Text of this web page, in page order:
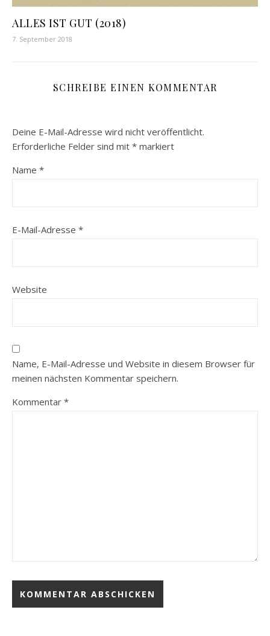
ALLES IST GUT (2018)
7. September 2018
SCHREIBE EINEN KOMMENTAR
Deine E-Mail-Adresse wird nicht veröffentlicht.
Erforderliche Felder sind mit * markiert
Name *
E-Mail-Adresse *
Website
Name, E-Mail-Adresse und Website in diesem Browser für
meinen nächsten Kommentar speichern.
Kommentar *